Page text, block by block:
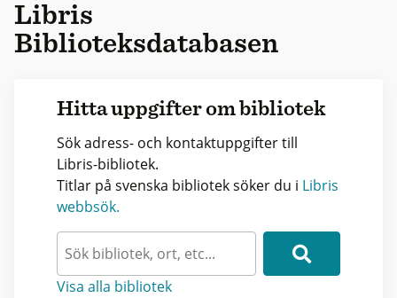
Libris
Biblioteksdatabasen
Hitta uppgifter om bibliotek
Sök adress- och kontaktuppgifter till
Libris-bibliotek.
Titlar på svenska bibliotek söker du i Libris
webbsök.
Visa alla bibliotek